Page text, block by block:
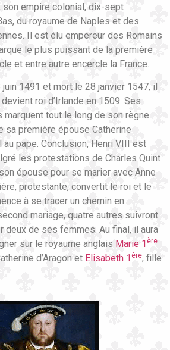
son empire colonial, dix-sept
du royaume de Naples et des
Il est élu empereur des Romains
le plus puissant de la première
et entre autre encercle la France.
1491 et mort le 28 janvier 1547, il
roi d’Irlande en 1509. Ses
tout le long de son règne.
sa première épouse Catherine
au pape. Conclusion, Henri VIII est
les protestations de Charles Quint
épouse pour se marier avec Anne
protestante, convertit le roi et le
à se tracer un chemin en
mariage, quatre autres suivront.
deux de ses femmes. Au final, il aura
sur le royaume anglais Marie 1 ère
d’Aragon et Elisabeth 1 ère, fille